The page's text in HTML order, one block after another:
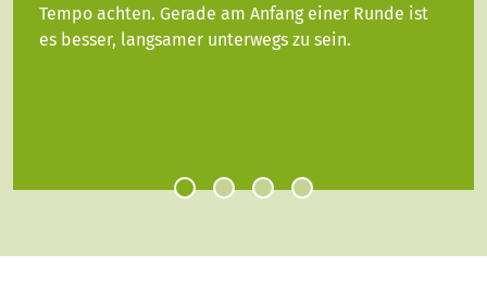
Tempo achten. Gerade am Anfang einer Runde ist
es besser, langsamer unterwegs zu sein.